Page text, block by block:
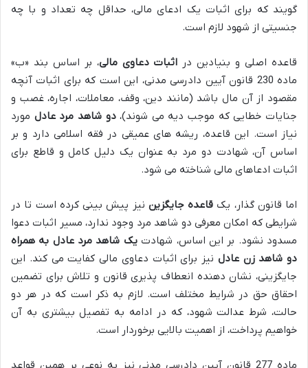
گویند که برای اثبات یک ادعای مالی، حداقل چه تعداد و با چه
جنسیتی از شهود لازم است.
قاعده اصلی و بنیادین در اثبات دعاوی مالی، بر اساس بند «ب»
ماده 230 قانون آیین دادرسی مدنی، این است که برای اثبات آنچه
مقصود از آن مال باشد (مانند دین، وقف، معاملات، اجاره، غصب و
جنایات خطایی که موجب دیه می شوند)،دو شاهد مرد عادل مورد
نیاز است. این قاعده، ریشه های عمیقی در فقه اسلامی دارد و بر
اساس آن، شهادت دو مرد به عنوان یک دلیل کامل و قاطع برای
اثبات ادعاهای مالی شناخته می شود.
اما قانون گذار، یک قاعده جایگزین نیز پیش بینی کرده است تا در
شرایطی که امکان معرفی دو شاهد مرد وجود ندارد، مسیر اثبات دعوا
مسدود نشود. بر این اساس، شهادتیک شاهد مرد عادل به همراه
دو شاهد زن عادل نیز برای اثبات دعاوی مالی کفایت می کند. این
جایگزینی، نشان دهنده انعطاف پذیری قانون و تلاش برای تضمین
احقاق حق در شرایط مختلف است. لازم به ذکر است که در هر دو
حالت، شرط عدالت شهود، که در ادامه به تفصیل بیشتری به آن
خواهیم پرداخت، از اهمیت بالایی برخوردار است.